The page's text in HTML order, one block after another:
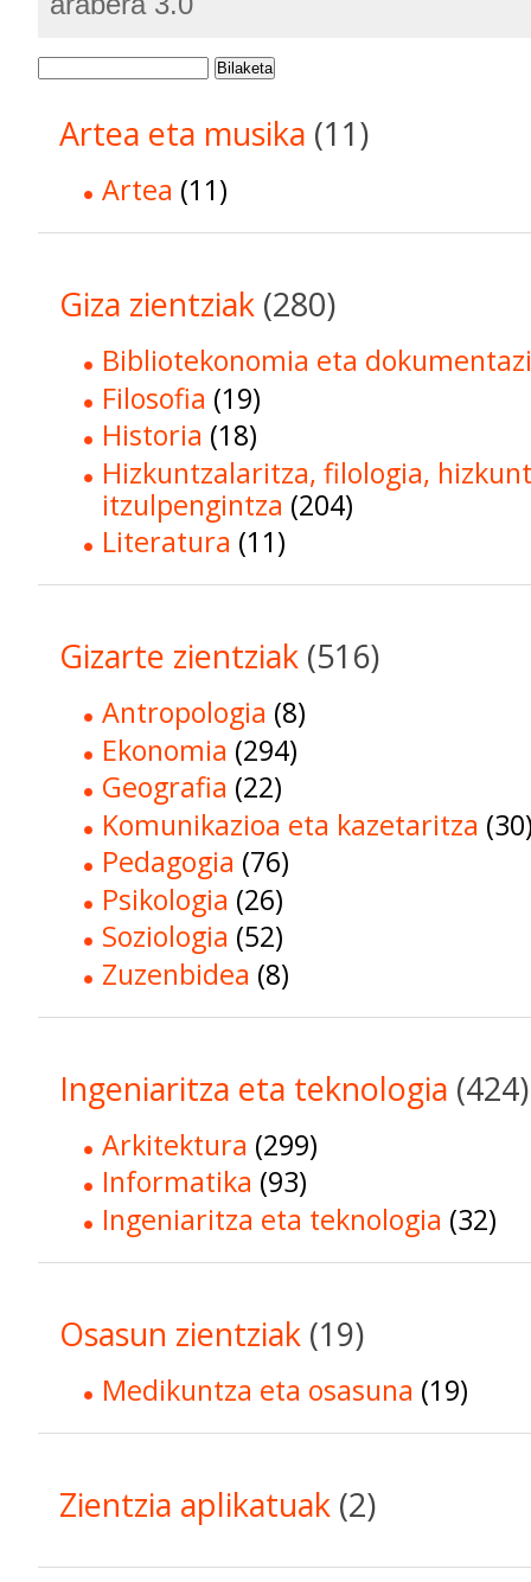
Bilaketa
Artea eta musika (11)
Artea (11)
Giza zientziak (280)
Bibliotekonomia eta
Filosofia (19)
Historia (18)
Hizkuntzalaritza, filologia,
itzulpengintza (204)
Literatura (11)
Gizarte zientziak (516)
Antropologia (8)
Ekonomia (294)
Geografia (22)
Komunikazioa eta kazetaritza
Pedagogia (76)
Psikologia (26)
Soziologia (52)
Zuzenbidea (8)
Ingeniaritza eta teknologia (424)
Arkitektura (299)
Informatika (93)
Ingeniaritza eta teknologia (32)
Osasun zientziak (19)
Medikuntza eta osasuna (19)
Zientzia aplikatuak (2)